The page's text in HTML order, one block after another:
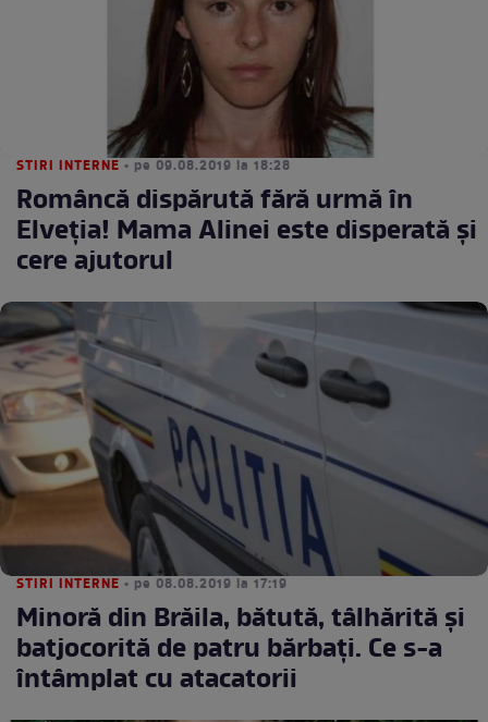
STIRI INTERNE • pe 09.08.2019 la 18:28
Româncă dispărută fără urmă în
Elveţia! Mama Alinei este disperată şi
cere ajutorul
STIRI INTERNE • pe 08.08.2019 la 17:19
Minoră din Brăila, bătută, tâlhărită și
batjocorită de patru bărbați. Ce s-a
întâmplat cu atacatorii